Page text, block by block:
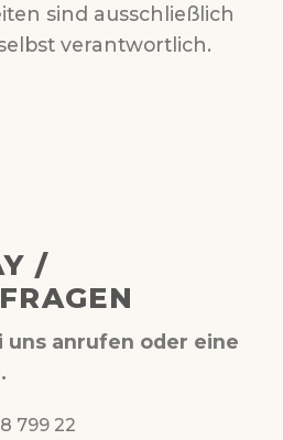
sind ausschließlich
verantwortlich.
/
uns anrufen oder eine
799 22